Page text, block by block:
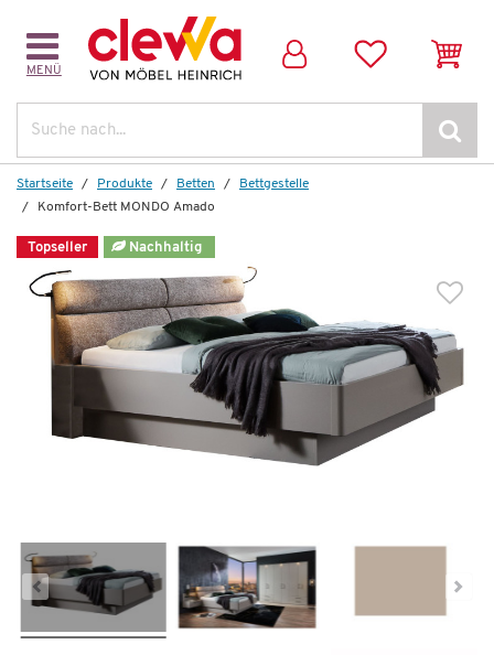
MENÜ
Startseite Produkte Betten
Bettgestelle
Komfort-Bett MONDO Amado
Topseller Nachhaltig